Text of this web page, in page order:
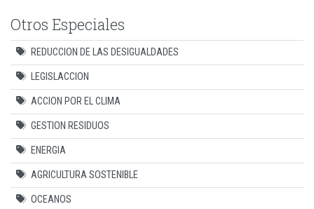
Otros Especiales
REDUCCION DE LAS DESIGUALDADES
LEGISLACCION
ACCION POR EL CLIMA
GESTION RESIDUOS
ENERGIA
AGRICULTURA SOSTENIBLE
OCEANOS